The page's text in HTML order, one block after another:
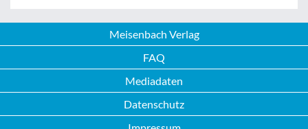
Meisenbach Verlag
FAQ
Mediadaten
Datenschutz